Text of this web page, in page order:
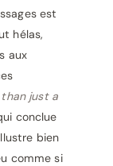
est
hélas,
aux
just a
conclue
bien
comme si